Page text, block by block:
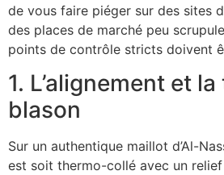
de vous faire piéger sur des sites
des places de marché peu
points de contrôle stricts doivent
1. L’alignement et
blason
Sur un authentique maillot d’Al-
est soit thermo-collé avec un